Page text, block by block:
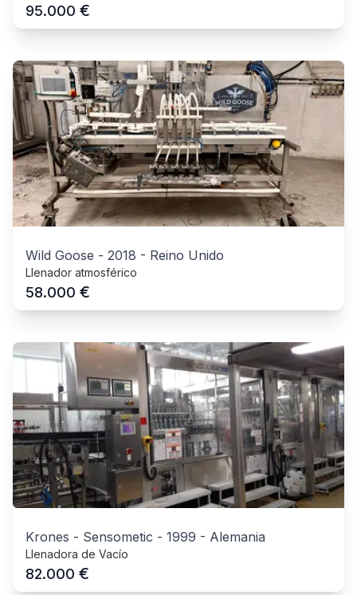
95.000 €
Wild Goose - 2018 - Reino Unido
Llenador atmosférico
58.000 €
Krones - Sensometic - 1999 - Alemania
Llenadora de Vacío
82.000 €